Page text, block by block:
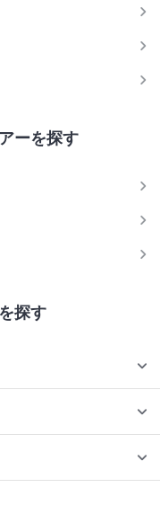
ーを探す
探す